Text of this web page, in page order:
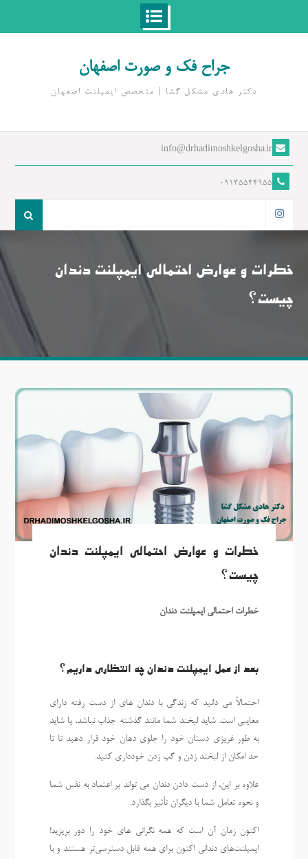
جراح فک و صورت اصفهان
دکتر هادی مشکل گشا | متخصص ايمپلنت اصفهان
info@drhadimoshkelgosha.ir
09135544955
خطرات و عوارض احتمالی ایمپلنت دندان
چیست؟
خطرات و عوارض احتمالی ایمپلنت دندان
چیست؟
خطرات احتمالی ایمپلنت دندان
بعد از عمل ایمپلنت دندان چه انتظاری داریم؟
احتمالاً می دانید که زندگی با دندان های از دست رفته دارای
معایبی است. شاید لبخند شما مانند گذشته جذاب نباشد، یا شاید
به طور غریزی دستان خود را جلوی دهان خود قرار دهید تا تا
حد امکان از لبخند زدن و گپ زدن خودداری کنید.
علاوه بر این، از دست دادن دندان می تواند بر اعتماد به نفس شما
و نحوه تعامل شما با دیگران تأثیر بگذارد.
اکنون زمان آن است که همه نگرانی های خود را دور بریزید!
ایمپلنت‌های دندانی اکنون برای همه قابل دسترسی‌تر هستند و با